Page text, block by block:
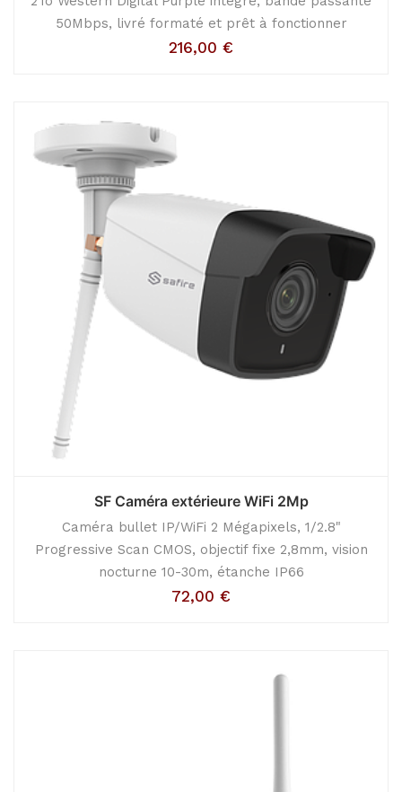
50Mbps, livré formaté et prêt à fonctionner
216,00 €
SF Caméra extérieure WiFi 2Mp
Caméra bullet IP/WiFi 2 Mégapixels, 1/2.8"
Progressive Scan CMOS, objectif fixe 2,8mm, vision
nocturne 10-30m, étanche IP66
72,00 €